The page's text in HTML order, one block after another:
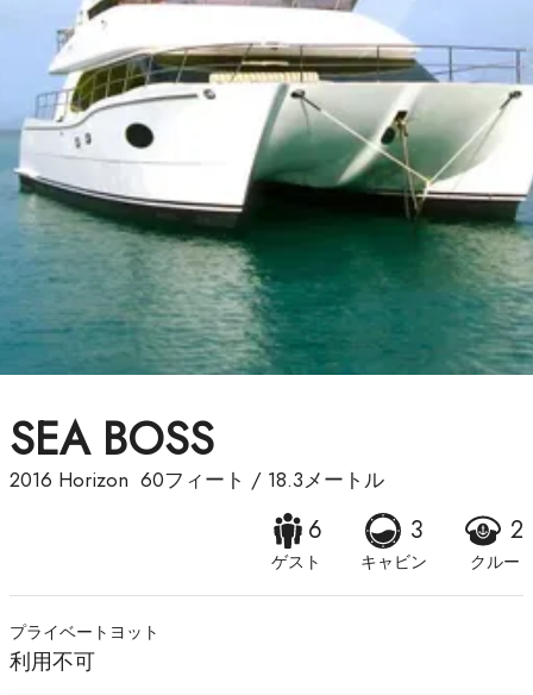
SEA BOSS
2016 Horizon 60フィート / 18.3メートル
6
ゲスト
3
キャビン
2
クルー
プライベートヨット
利用不可